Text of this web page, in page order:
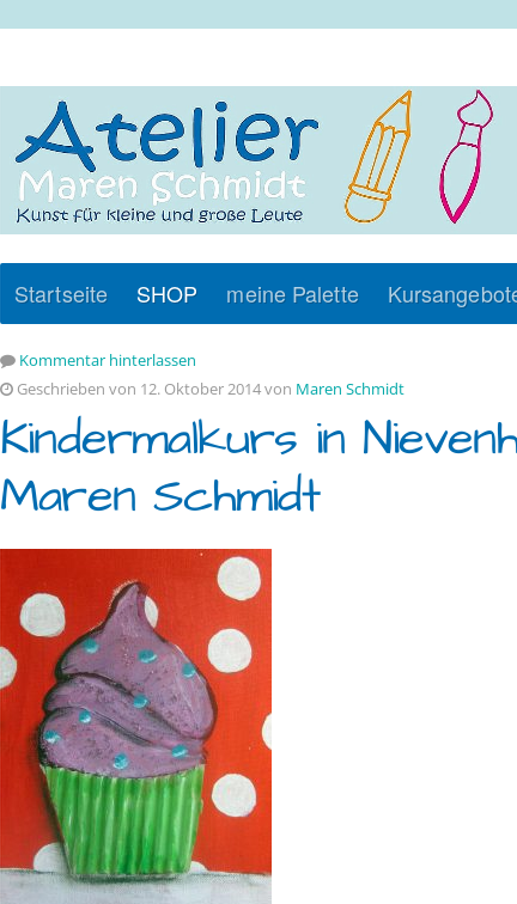
Startseite SHOP meine Palette
Kommentar hinterlassen
Geschrieben von 12. Oktober 2014 von Maren Schmidt
Kindermalkurs in
Maren Schmidt